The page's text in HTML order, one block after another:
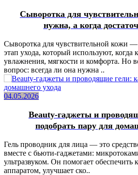
Сыворотка для
нужна, а когда
Сыворотка для чувствительной кожи
этап ухода, который используют, когда
увлажнения, мягкости и комфорта. Но
вопрос: всегда ли она нужна ..
04.05.2026
Beauty-гаджеты и
подобрать пару для
Гель проводник для лица — это
вместе с бьюти-гаджетами:
ультразвуком. Он помогает обеспечить
аппаратом, улучшает ско..